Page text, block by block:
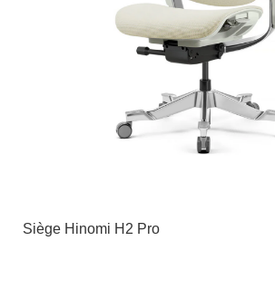
Siège Hinomi H2 Pro